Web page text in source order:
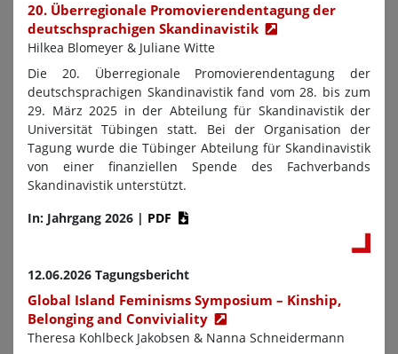
20. Überregionale Promovierendentagung der
deutschsprachigen Skandinavistik
Hilkea Blomeyer & Juliane Witte
Die 20. Überregionale Promovierendentagung der
deutschsprachigen Skandinavistik fand vom 28. bis zum
29. März 2025 in der Abteilung für Skandinavistik der
Universität Tübingen statt. Bei der Organisation der
Tagung wurde die Tübinger Abteilung für Skandinavistik
von einer finanziellen Spende des Fachverbands
Skandinavistik unterstützt.
In: Jahrgang 2026 | PDF
12.06.2026 Tagungsbericht
Global Island Feminisms Symposium – Kinship,
Belonging and Conviviality
Theresa Kohlbeck Jakobsen & Nanna Schneidermann